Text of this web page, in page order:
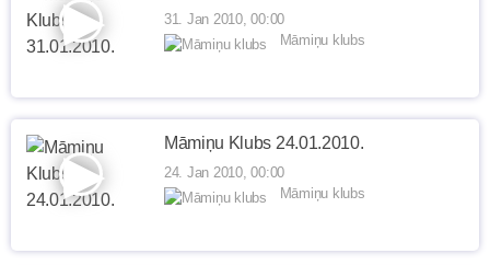
31. Jan 2010, 00:00
Māmiņu klubs
Māmiņu Klubs 24.01.2010.
24. Jan 2010, 00:00
Māmiņu klubs